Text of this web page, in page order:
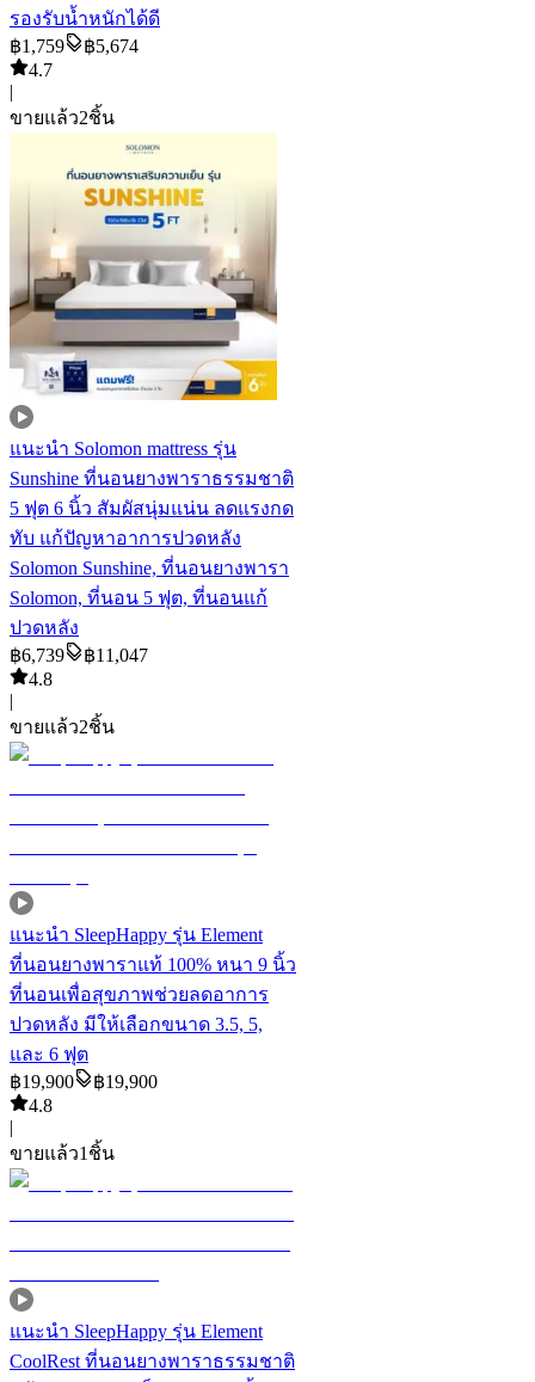
รองรับน้ำหนักได้ดี
฿1,759 ฿5,674
4.7
|
ขายแล้ว2ชิ้น
แนะนำ Solomon mattress รุ่น
Sunshine ที่นอนยางพาราธรรมชาติ
5 ฟุต 6 นิ้ว สัมผัสนุ่มแน่น ลดแรงกด
ทับ แก้ปัญหาอาการปวดหลัง
Solomon Sunshine, ที่นอนยางพารา
Solomon, ที่นอน 5 ฟุต, ที่นอนแก้
ปวดหลัง
฿6,739 ฿11,047
4.8
|
ขายแล้ว2ชิ้น
แนะนำ SleepHappy รุ่น Element
ที่นอนยางพาราแท้ 100% หนา 9 นิ้ว
ที่นอนเพื่อสุขภาพช่วยลดอาการ
ปวดหลัง มีให้เลือกขนาด 3.5, 5,
และ 6 ฟุต
฿19,900 ฿19,900
4.8
|
ขายแล้ว1 ชิ้น
แนะนำ SleepHappy รุ่น Element
CoolRest ที่นอนยางพาราธรรมชาติ